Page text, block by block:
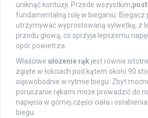
uniknąć kontuzji. Przede wszystkim,
fundamentalną rolę w bieganiu. Biegacz
utrzymywać wyprostowaną sylwetkę, z
przodu głową, co sprzyja lepszemu
opór powietrza.
Właściwe ułożenie rąk jest równie
zgięte w łokciach pod kątem około 90
sięswobodnie w rytmie biegu. Zbyt
poruszanie rękami może prowadzić do
napięcia w górnej części ciała i
biegu.